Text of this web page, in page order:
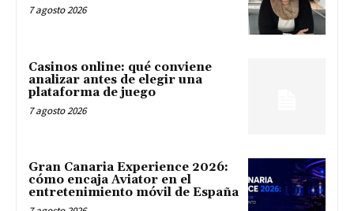
7 agosto 2026
Casinos online: qué conviene
analizar antes de elegir una
plataforma de juego
7 agosto 2026
Gran Canaria Experience 2026:
cómo encaja Aviator en el
entretenimiento móvil de España